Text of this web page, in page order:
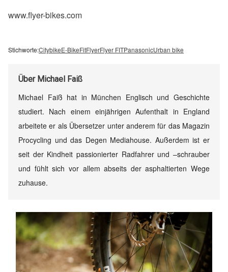
www.flyer-bikes.com
Stichworte:CitybikeE-BikeFitFlyerFlyer FITPanasonicUrban bike
Über Michael Faiß
Michael Faiß hat in München Englisch und Geschichte
studiert. Nach einem einjährigen Aufenthalt in England
arbeitete er als Übersetzer unter anderem für das Magazin
Procycling und das Degen Mediahouse. Außerdem ist er
seit der Kindheit passionierter Radfahrer und –schrauber
und fühlt sich vor allem abseits der asphaltierten Wege
zuhause.